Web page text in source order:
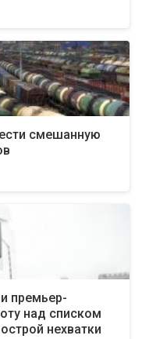
смешанную
премьер-
над списком
нехватки